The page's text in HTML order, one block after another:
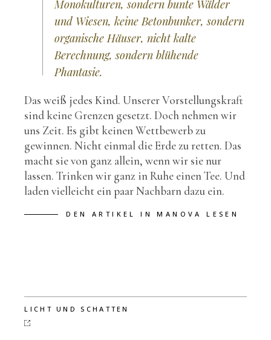
Monokulturen, sondern bunte Wälder
und Wiesen, keine Betonbunker, sondern
organische Häuser, nicht kalte
Berechnung, sondern blühende
Phantasie.
Das weiß jedes Kind. Unserer Vorstellungskraft
sind keine Grenzen gesetzt. Doch nehmen wir
uns Zeit. Es gibt keinen Wettbewerb zu
gewinnen. Nicht einmal die Erde zu retten. Das
macht sie von ganz allein, wenn wir sie nur
lassen. Trinken wir ganz in Ruhe einen Tee. Und
laden vielleicht ein paar Nachbarn dazu ein.
DEN ARTIKEL IN MANOVA LESEN
LICHT UND SCHATTEN